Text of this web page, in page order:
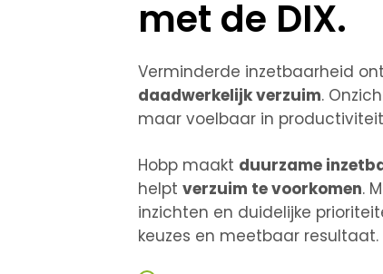
met de DIX.
Verminderde inzetbaarheid
daadwerkelijk verzuim.
maar voelbaar in
Hobp maakt duurzame
helpt verzuim te voorkomen.
inzichten en duidelijke
keuzes en meetbaar resultaat.